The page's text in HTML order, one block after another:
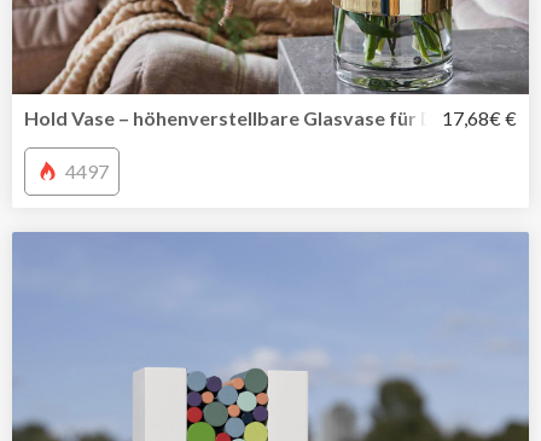
Hold Vase – höhenverstellbare Glasvase für Deine17,68€ €
4497